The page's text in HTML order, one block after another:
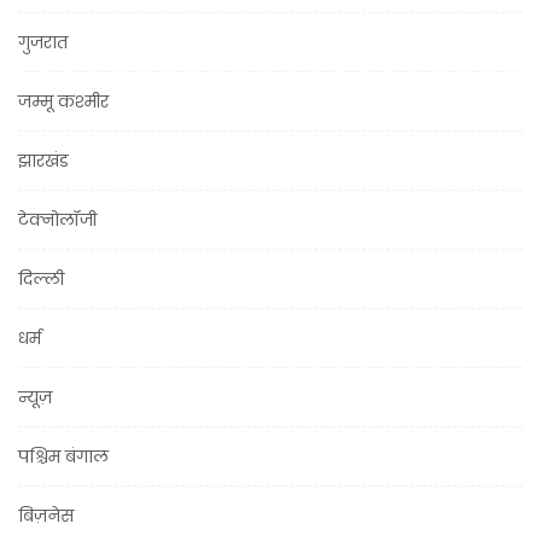
गुजरात
जम्मू कश्मीर
झारखंड
टेक्नोलॉजी
दिल्ली
धर्म
न्यूज़
पश्चिम बंगाल
बिज़नेस